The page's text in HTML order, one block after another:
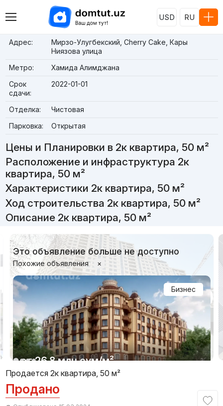
USD RU
Адрес:
Мирзо-Улугбекский, Cherry Cake, Кары
Ниязова улица
Метро:
Хамида Алимджана
Срок
сдачи:
2022-01-01
Отделка:
Чистовая
Парковка:
Открытая
Цены и Планировки в 2к квартира, 50 м²
Расположение и инфраструктура 2к
квартира, 50 м²
Характеристики 2к квартира, 50 м²
Ход строительства 2к квартира, 50 м²
Описание 2к квартира, 50 м²
Это объявление больше не доступно
Похожие объявления ×
Бизнес
от26.8 млн сум/м²
Сдан 2024,
ЖК «Gabus»
1/18
Продается 2к квартира, 50 м²
Продано